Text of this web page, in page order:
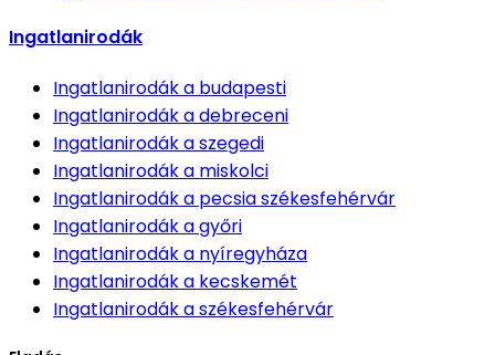
Ingatlanirodák
Ingatlanirodáka budapesti
Ingatlanirodáka debreceni
Ingatlanirodáka szegedi
Ingatlanirodáka miskolci
Ingatlanirodáka pecsia székesfehérvár
Ingatlanirodáka győri
Ingatlanirodáka nyíregyháza
Ingatlanirodáka kecskemét
Ingatlanirodáka székesfehérvár